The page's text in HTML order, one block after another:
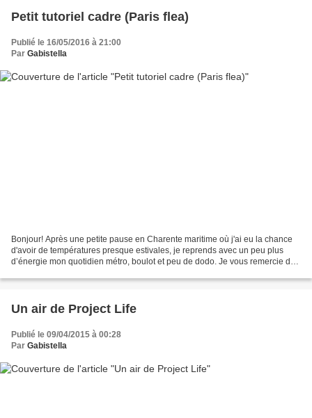
Petit tutoriel cadre (Paris flea)
Publié le 16/05/2016 à 21:00
Par Gabistella
Bonjour! Après une petite pause en Charente maritime où j'ai eu la chance
d'avoir de températures presque estivales, je reprends avec un peu plus
d’énergie mon quotidien métro, boulot et peu de dodo. Je vous remercie de
Un air de Project Life
Publié le 09/04/2015 à 00:28
Par Gabistella